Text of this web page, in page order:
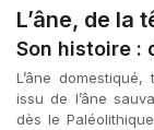
L’âne, de la
Son histoire :
L’âne
issu de l’âne
dès le